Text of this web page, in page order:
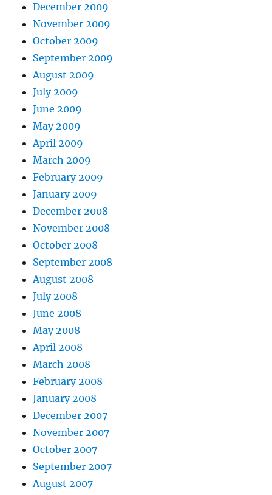
December 2009
November 2009
October 2009
September 2009
August 2009
July 2009
June 2009
May 2009
April 2009
March 2009
February 2009
January 2009
December 2008
November 2008
October 2008
September 2008
August 2008
July 2008
June 2008
May 2008
April 2008
March 2008
February 2008
January 2008
December 2007
November 2007
October 2007
September 2007
August 2007